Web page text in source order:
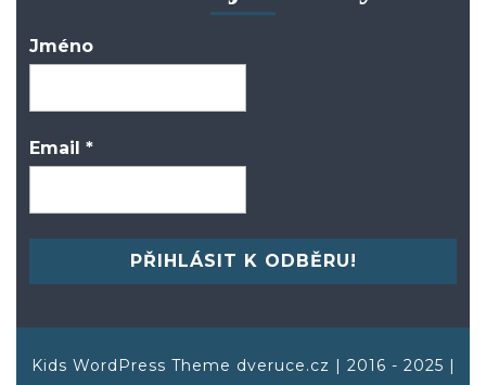
Jméno
Email *
Kids WordPress Theme dveruce.cz | 2016 - 2025 |